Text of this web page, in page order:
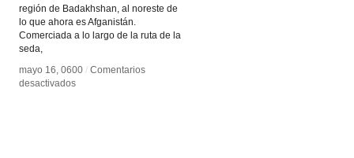
región de Badakhshan, al noreste de
lo que ahora es Afganistán.
Comerciada a lo largo de la ruta de la
seda,
mayo 16, 0600 / Comentarios
desactivadosen
mayo 16, 0600 / Comentarios
desactivadosen